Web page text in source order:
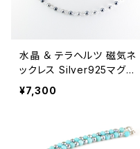
水晶 ＆ テラヘルツ 磁気ネ
ックレス Silver925マグネ
ットクラスプ 女性 男性 ユ
ニセックス 日本製 45cm jn
¥7,300